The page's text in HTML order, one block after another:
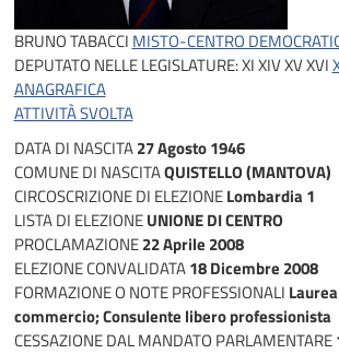
BRUNO TABACCI MISTO-CENTRO
DEPUTATO NELLE LEGISLATURE:XIXIVXVXVI
ANAGRAFICA
ATTIVITÀ SVOLTA
DATA DI NASCITA27 Agosto 1946
COMUNE DI NASCITAQUISTELLO (MANTOVA)
CIRCOSCRIZIONE DI ELEZIONELombardia 1
LISTA DI ELEZIONEUNIONE DI CENTRO
PROCLAMAZIONE22 Aprile 2008
ELEZIONE CONVALIDATA18 Dicembre 2008
FORMAZIONE O NOTE PROFESSIONALI
commercio; Consulente libero professionista
CESSAZIONE DAL MANDATO PARLAMENTARE